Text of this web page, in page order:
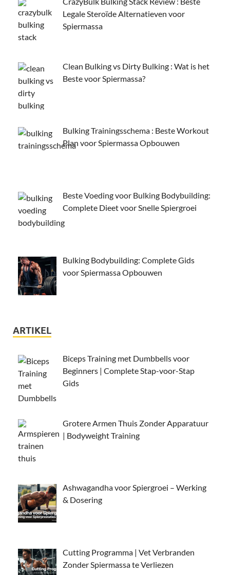
Legale Steroïde Alternatieven voor
Spiermassa
Clean Bulking vs Dirty Bulking : Wat is het
Beste voor Spiermassa?
Bulking Trainingsschema : Beste Workout
Plan voor Spiermassa Opbouwen
Beste Voeding voor Bulking Bodybuilding:
Complete Dieet voor Snelle Spiergroei
Bulking Bodybuilding: Complete Gids
voor Spiermassa Opbouwen
ARTIKEL
Biceps Training met Dumbbells voor
Beginners | Complete Stap-voor-Stap
Gids
Grotere Armen Thuis Zonder Apparatuur
| Bodyweight Training
Ashwagandha voor Spiergroei – Werking
& Dosering
Cutting Programma | Vet Verbranden
Zonder Spiermassa te Verliezen